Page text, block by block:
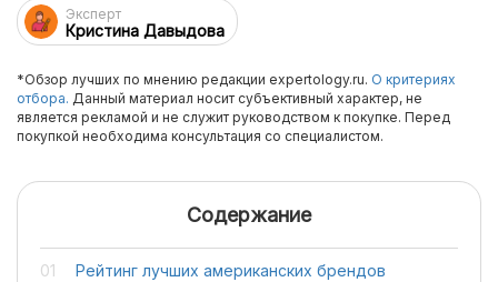
Эксперт
Кристина Давыдова
*Обзор лучших по мнению редакции expertology.ru. О критериях
отбора. Данный материал носит субъективный характер, не
является рекламой и не служит руководством к покупке. Перед
покупкой необходима консультация со специалистом.
Содержание
Рейтинг лучших американских брендов